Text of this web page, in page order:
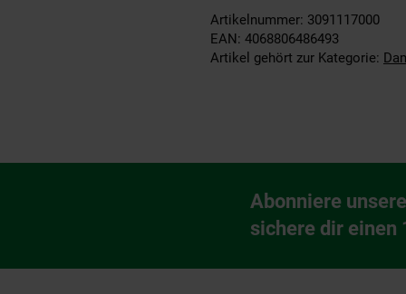
Artikelnummer: 3091117000
EAN: 4068806486493
Artikel gehört zur Kategorie:
Newsletter
Abonniere
sichere dir einen